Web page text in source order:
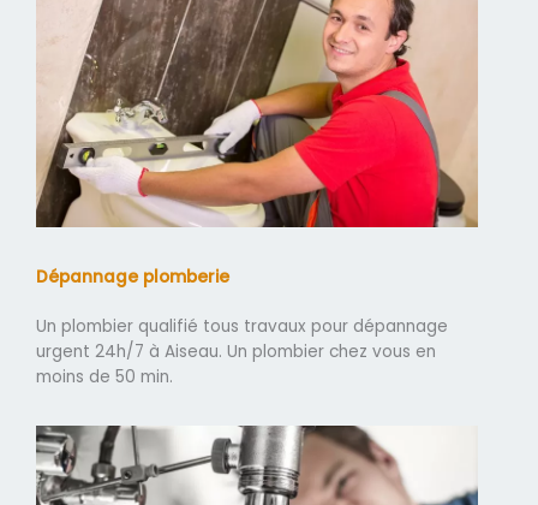
Dépannage plomberie
Un plombier qualifié tous travaux pour dépannage
urgent 24h/7 à Aiseau. Un plombier chez vous en
moins de 50 min.